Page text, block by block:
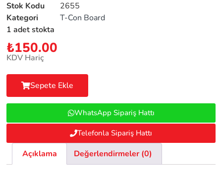
Stok Kodu
2655
Kategori
T-Con Board
1 adet stokta
₺150.00
KDV Hariç
Sepete Ekle
WhatsApp Sipariş Hattı
Telefonla Sipariş Hattı
Açıklama Değerlendirmeler (0)